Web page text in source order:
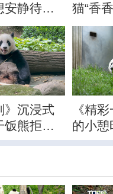
安静待会
猫“香
》沉浸式
饭熊拒绝
《精
的小憩